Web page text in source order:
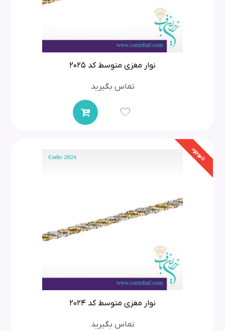
نوار مغزی متوسط کد 2025
تماس بگیرید
ناموجود
نوار مغزی متوسط کد 2024
تماس بگیرید